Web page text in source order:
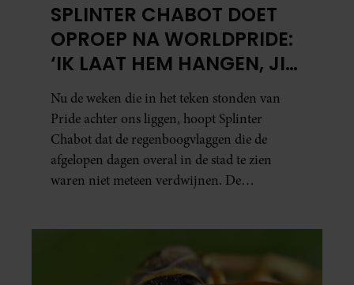
SPLINTER CHABOT DOET
OPROEP NA WORLDPRIDE:
‘IK LAAT HEM HANGEN, JIJ
HOPELIJK OOK’
Nu de weken die in het teken stonden van
Pride achter ons liggen, hoopt Splinter
Chabot dat de regenboogvlaggen die de
afgelopen dagen overal in de stad te zien
waren niet meteen verdwijnen. De